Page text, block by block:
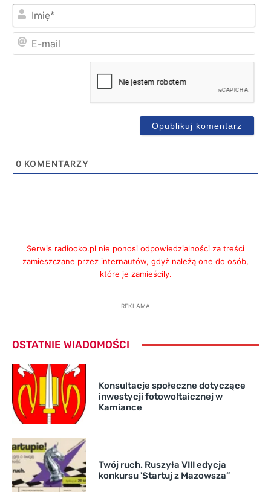
0 KOMENTARZY
Serwis radiooko.pl nie ponosi odpowiedzialności za treści
zamieszczane przez internautów, gdyż należą one do osób,
które je zamieściły.
REKLAMA
OSTATNIE WIADOMOŚCI
Konsultacje społeczne dotyczące
inwestycji fotowoltaicznej w
Kamiance
Twój ruch. Ruszyła VIII edycja
konkursu 'Startuj z Mazowsza”